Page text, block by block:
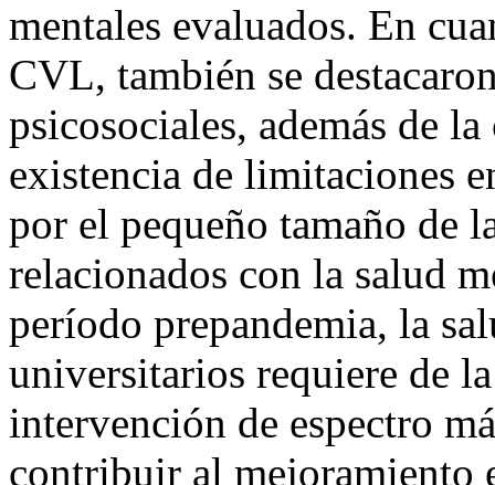
mentales evaluados. En
CVL, también se
psicosociales, además de
existencia de limitaciones
por el pequeño tamaño de
relacionados con la salud
período prepandemia, la
universitarios requiere de
intervención de espectro
contribuir al mejoramiento